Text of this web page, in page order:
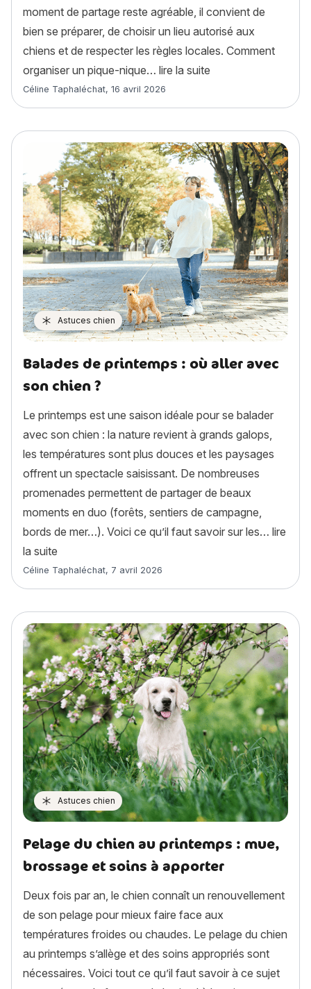
moment de partage reste agréable, il convient de
bien se préparer, de choisir un lieu autorisé aux
chiens et de respecter les règles locales. Comment
organiser un pique-nique… lire la suite
Article rédigé par
Céline Taphaléchat, 16 avril 2026
Astuces chien
Balades de printemps : où aller avec
son chien ?
Le printemps est une saison idéale pour se balader
avec son chien : la nature revient à grands galops,
les températures sont plus douces et les paysages
offrent un spectacle saisissant. De nombreuses
promenades permettent de partager de beaux
moments en duo (forêts, sentiers de campagne,
bords de mer…). Voici ce qu’il faut savoir sur les… lire
la suite
Article rédigé par
Céline Taphaléchat, 7 avril 2026
Astuces chien
Pelage du chien au printemps : mue,
brossage et soins à apporter
Deux fois par an, le chien connaît un renouvellement
de son pelage pour mieux faire face aux
températures froides ou chaudes. Le pelage du chien
au printemps s’allège et des soins appropriés sont
nécessaires. Voici tout ce qu’il faut savoir à ce sujet